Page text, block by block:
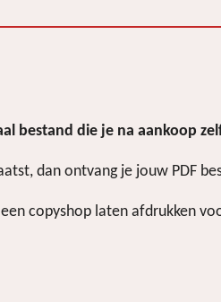
bestand die je na aankoop
dan ontvang je jouw PDF
copyshop laten afdrukken